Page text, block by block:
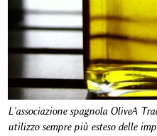
L'associazione spagnola OliveA
utilizzo sempre più esteso delle